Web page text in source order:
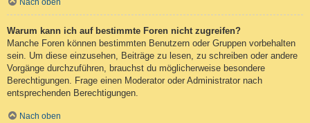
Warum kann ich auf bestimmte Foren nicht zugreifen?
Manche Foren können bestimmten Benutzern oder Gruppen vorbehalten
sein. Um diese einzusehen, Beiträge zu lesen, zu schreiben oder andere
Vorgänge durchzuführen, brauchst du möglicherweise besondere
Berechtigungen. Frage einen Moderator oder Administrator nach
entsprechenden Berechtigungen.
Nach oben